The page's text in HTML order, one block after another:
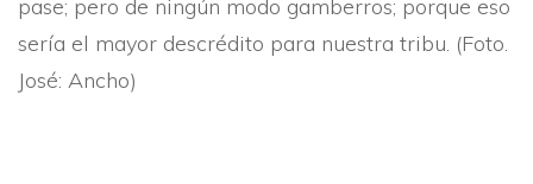
pase; pero de ningún modo gamberros; porque eso
serí­a el mayor descrédito para nuestra tribu. (Foto.
José: Ancho)